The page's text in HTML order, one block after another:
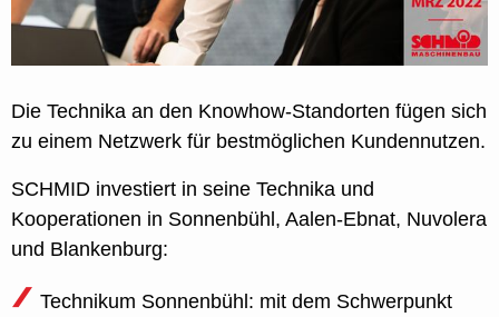
Die Technika an den Knowhow-Standorten fügen sich
zu einem Netzwerk für bestmöglichen Kundennutzen.
SCHMID investiert in seine Technika und
Kooperationen in Sonnenbühl, Aalen-Ebnat, Nuvolera
und Blankenburg:
Technikum Sonnenbühl: mit dem Schwerpunkt